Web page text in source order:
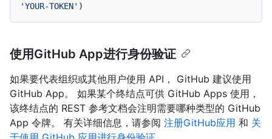
'YOUR-TOKEN'
使用GitHub App进行身份验证
如果要代表组织或其他用户使用 API， GitHub 建议使用
GitHub App。 如果某个终结点可供 GitHub Apps 使用，
该终结点的 REST 参考文档会注明需要哪种类型的 GitHub
App 令牌。 有关详细信息，请参阅 注册GitHub应用 和 关